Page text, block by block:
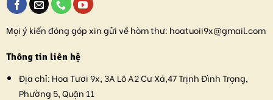
Mọi ý kiến đóng góp xin gửi về hòm thư: hoatuoii9x@gmail.com
Thông tin liên hệ
Địa chỉ: Hoa Tươi 9x, 3A Lô A2 Cư Xá,47 Trịnh Đình Trọng,
Phường 5, Quận 11